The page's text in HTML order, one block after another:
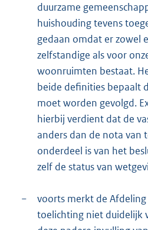
duurzame
huishouding tevens
gedaan omdat er zowel
zelfstandige als voor
woonruimten bestaat.
beide definities bepaalt
moet worden gevolgd.
hierbij verdient dat de
anders dan de nota van
onderdeel is van het
zelf de status van
−
voorts merkt de
toelichting niet duidelijk